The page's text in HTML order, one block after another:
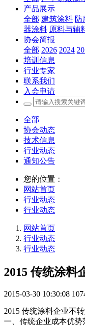
产品展示
全部 建筑涂料 防
器涂料 原料与辅
协会简报
全部 2026 2024
培训信息
行业专家
联系我们
入会申请
全部
协会动态
技术信息
行业动态
通知公告
您的位置：
网站首页
行业动态
行业动态
网站首页
行业动态
行业动态
2015 传统涂料
2015-03-30 10:30:08
2015 传统涂料企业不
一、传统企业成本优势